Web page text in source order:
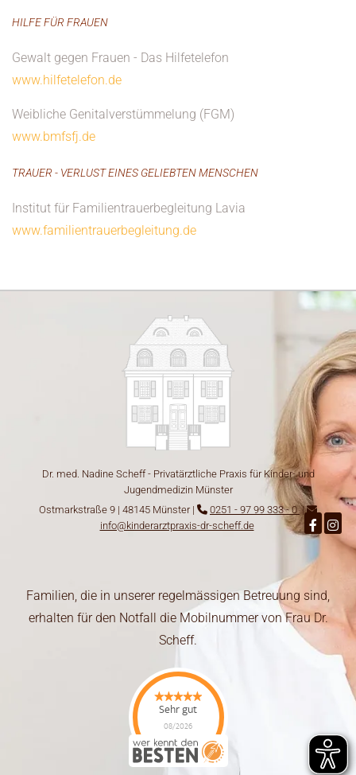
HILFE FÜR FRAUEN
Gewalt gegen Frauen - Das Hilfetelefon
www.hilfetelefon.de
Weibliche Genitalverstümmelung (FGM)
www.bmfsfj.de
TRAUER - VERLUST EINES GELIEBTEN MENSCHEN
Institut für Familientrauerbegleitung Lavia
www.familientrauerbegleitung.de
Dr. med. Nadine Scheff - Privatärztliche Praxis für Kinder- und
Jugendmedizin Münster
Ostmarkstraße 9 | 48145 Münster |  0251 - 97 99 333 - 0|
info@kinderarztpraxis-dr-scheff.de
Familien, die in unserer regelmässigen Betreuung sind,
erhalten für den Notfall die Mobilnummer von Frau Dr.
Scheff.
Sehr gut
08/2026
Privatärztliche Praxis
für Kinder und